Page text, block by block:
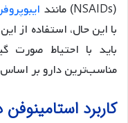
(NSAIDs) مانند
با این حال، استفاده از
باید با احتیاط صورت
مناسب‌ترین دارو بر
کاربرد